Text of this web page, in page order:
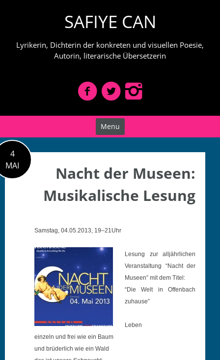
SAFIYE CAN
Lyrikerin, Dichterin der konkreten und visuellen Poesie,
Autorin, literarische Übersetzerin
Menu
4
MAI
Nacht der Museen:
Musikalische Lesung
Sam­stag, 04.05.2013, 19–21Uhr
Lesung zur alljährlichen
Ver­anstal­tung “Nacht der
Museen” mit dem Titel:
“Die Welt in Offen­bach
zuhause”
Leben
einzeln und frei wie ein Baum
und brüder­lich wie ein Wald